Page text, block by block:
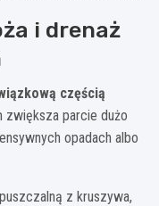
i drenaż
częścią
zwiększa parcie dużo
opadach albo
z kruszywa,